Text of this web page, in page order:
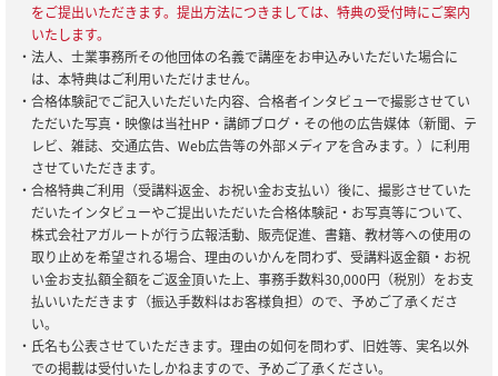
をご提出いただきます。提出方法につきましては、特典の受付時にご案内
いたします。
・法人、士業事務所その他団体の名義で講座をお申込みいただいた場合に
は、本特典はご利用いただけません。
・合格体験記でご記入いただいた内容、合格者インタビューで撮影させてい
ただいた写真・映像は当社HP・講師ブログ・その他の広告媒体（新聞、テ
レビ、雑誌、交通広告、Web広告等の外部メディアを含みます。）に利用
させていただきます。
・合格特典ご利用（受講料返金、お祝い金お支払い）後に、撮影させていた
だいたインタビューやご提出いただいた合格体験記・お写真等について、
株式会社アガルートが行う広報活動、販売促進、書籍、教材等への使用の
取り止めを希望される場合、理由のいかんを問わず、受講料返金額・お祝
い金お支払額全額をご返金頂いた上、事務手数料30,000円（税別）をお支
払いいただきます（振込手数料はお客様負担）ので、予めご了承くださ
い。
・氏名も公表させていただきます。理由の如何を問わず、旧姓等、実名以外
での掲載は受付いたしかねますので、予めご了承ください。